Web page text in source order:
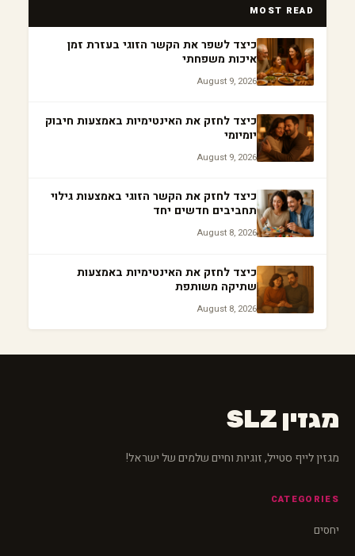
MOST READ
כיצד לשפר את הקשר הזוגי בעזרת זמן
איכות משפחתי
August 9, 2026
כיצד לחזק את האינטימיות באמצעות חיבוק
יומיומי
August 9, 2026
כיצד לחזק את הקשר הזוגי באמצעות גילוי
תחביבים חדשים יחד
August 8, 2026
כיצד לחזק את האינטימיות באמצעות
שתיקה משותפת
August 8, 2026
מגזין SLZ
מגזין לייף סטייל, זוגיות וחיים שלמים של ישראל!
CATEGORIES
יחסים